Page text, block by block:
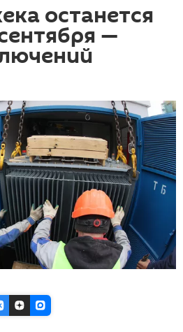
останется
—